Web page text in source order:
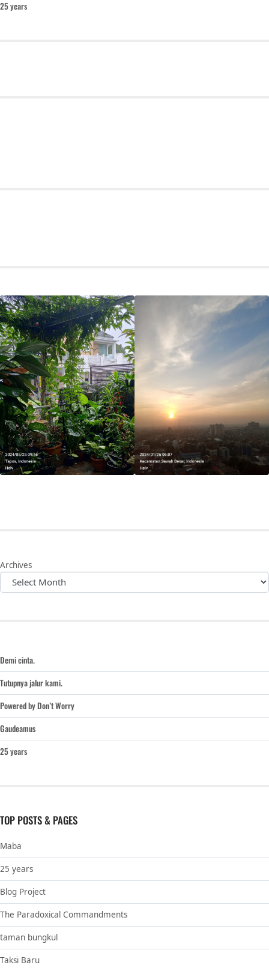
25 years
Archives
Demi cinta.
Tutupnya jalur kami.
Powered by Don’t Worry
Gaudeamus
25 years
TOP POSTS & PAGES
Maba
25 years
Blog Project
The Paradoxical Commandments
taman bungkul
Taksi Baru